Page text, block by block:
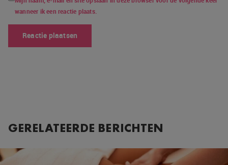
wanneer ik een reactie plaats.
GERELATEERDE BERICHTEN